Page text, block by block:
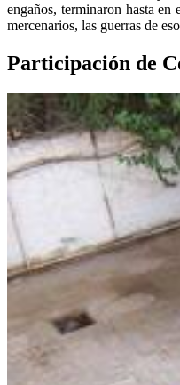
engaños, terminaron hasta
mercenarios, las guerras de
Participación de